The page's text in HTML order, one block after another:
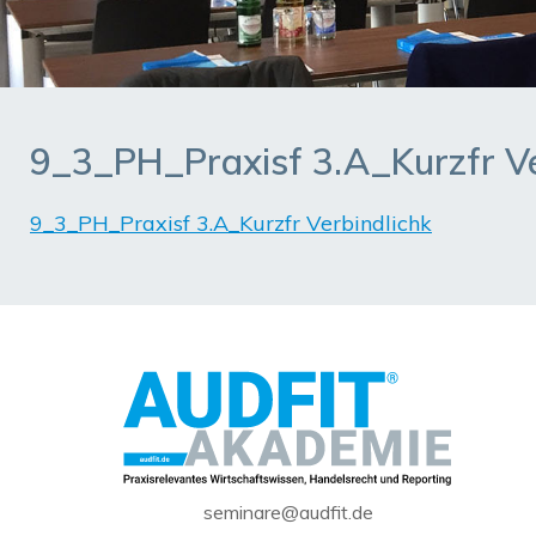
9_3_PH_Praxisf 3.A_Kurzfr
9_3_PH_Praxisf 3.A_Kurzfr Verbindlichk
seminare@audfit.de